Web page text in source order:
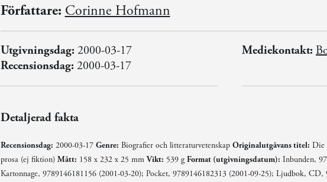
Författare: Corinne Hofmann
Utgivningsdag:2000-03-17
Recensionsdag:2000-03-17
Mediekontakt:
Detaljerad fakta
Recensionsdag: 2000-03-17 Genre: Biografier och litteraturvetenskap Originalutgåvans titel: Die
prosa (ej fiktion) Mått: 158 x 232 x 25 mmVikt: 539 gFormat (utgivningsdatum): Inbunden,
Kartonnage, 9789146181156 (2001-03-20); Pocket, 9789146182313 (2001-09-25); Ljudbok, CD,